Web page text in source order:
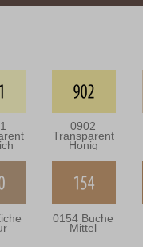
0902
Transparent
Honig
0154 Buche
Mittel